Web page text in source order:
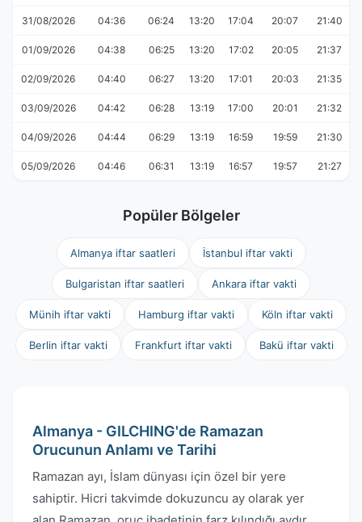
31/08/2026 04:36 06:24 13:20 17:04 20:07 21:40
01/09/2026 04:38 06:25 13:20 17:02 20:05 21:37
02/09/2026 04:40 06:27 13:20 17:01 20:03 21:35
03/09/2026 04:42 06:28 13:19 17:00 20:01 21:32
04/09/2026 04:44 06:29 13:19 16:59 19:59 21:30
05/09/2026 04:46 06:31 13:19 16:57 19:57 21:27
Popüler Bölgeler
Almanya iftar saatleri İstanbul iftar vakti
Bulgaristan iftar saatleri Ankara iftar vakti
Münih iftar vakti Hamburg iftar vakti Köln iftar vakti
Berlin iftar vakti Frankfurt iftar vakti Bakü iftar vakti
Almanya - GILCHING'de Ramazan
Orucunun Anlamı ve Tarihi
Ramazan ayı, İslam dünyası için özel bir yere
sahiptir. Hicri takvimde dokuzuncu ay olarak yer